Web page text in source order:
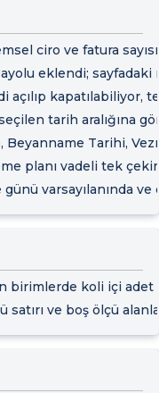
ciro ve fatura
eklendi; sayfadaki
kapatılabiliyor,
tarih
Beyanname Tarihi,
planı vadeli tek
varsayılanında
birimlerde koli içi adet
ve boş ölçü